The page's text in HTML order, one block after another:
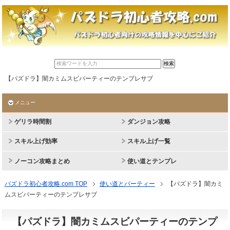
【パズドラ】闇カミムスビパーティーのテンプレサブ
メニュー
ゲリラ時間割 ダンジョン攻略
スキル上げ効率 スキル上げ一覧
ノーコン攻略まとめ 使い道とテンプレ
パズドラ初心者攻略.com TOP 使い道とパーティー
【パズドラ】闇カミ
ムスビパーティーのテンプレサブ
【パズドラ】闇カミムスビパーティーのテンプ